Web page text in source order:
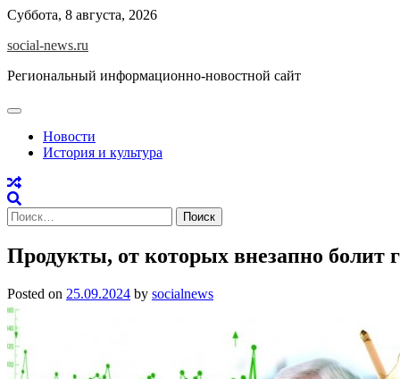
Skip
content
Суббота, 8 августа, 2026
social-news.ru
Региональный информационно-новостной сайт
Новости
История и культура
Найти:
Продукты, от которых внезапно болит
Posted on 25.09.2024 by socialnews